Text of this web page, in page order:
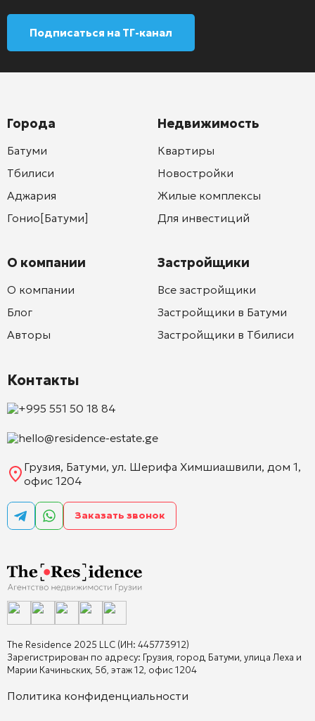
Подписаться на ТГ-канал
The Residence 2025 LLC (ИН: 445773912)
Зарегистрирован по адресу: Грузия, город Батуми, улица Леха и
Марии Качиньских, 5б, этаж 12, офис 1204
Политика конфиденциальности
Города
Батуми
Тбилиси
Аджария
Гонио[Батуми]
О компании
О компании
Блог
Авторы
Недвижимость
Квартиры
Новостройки
Жилые комплексы
Для инвестиций
Застройщики
Все застройщики
Застройщики в Батуми
Застройщики в Тбилиси
Контакты
+995 551 50 18 84
hello@residence-estate.ge
Грузия, Батуми, ул. Шерифа Химшиашвили, дом 1,
офис 1204
Заказать звонок